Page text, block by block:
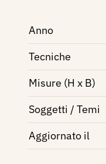
Anno
Tecniche
Misure (H x B)
Soggetti / Temi
Aggiornato il